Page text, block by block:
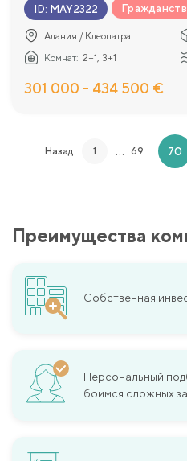
ID: MAY2322
Алания / Клеопатра
Комнат: 2+1, 3+1
301 000 - 434 500 €
Назад 1 … 69 70
Преимущества
Собственная
Персональный
боимся сложных